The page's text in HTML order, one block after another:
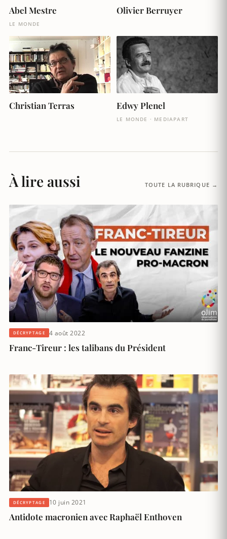
Abel Mestre
LE MONDE
Olivier Berruyer
Christian Terras Edwy Plenel
LE MONDE · MEDIAPART
À lire aussi TOUTE LA RUBRIQUE →
DÉCRYPTAGE 4 août 2022
Franc-Tireur : les talibans du Président
DÉCRYPTAGE 10 juin 2021
Antidote macronien avec Raphaël Enthoven